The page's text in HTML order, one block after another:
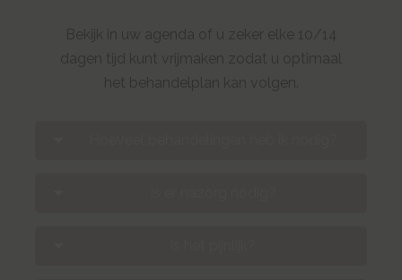
Bekijk in uw agenda of u zeker elke 10/14
dagen tijd kunt vrijmaken zodat u optimaal
het behandelplan kan volgen.